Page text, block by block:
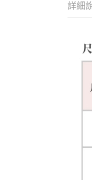
詳細